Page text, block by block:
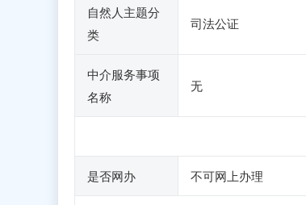
自然人主题分
类
司法公证
中介服务事项
名称
无
是否网办 不可网上办理